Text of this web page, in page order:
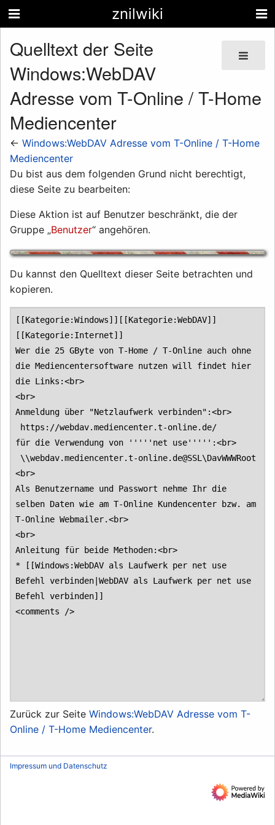
znilwiki
Quelltext der Seite
Windows:WebDAV
Adresse vom T-Online / T-Home
Mediencenter
← Windows:WebDAV Adresse vom T-Online / T-Home
Mediencenter
Du bist aus dem folgenden Grund nicht berechtigt,
diese Seite zu bearbeiten:
Diese Aktion ist auf Benutzer beschränkt, die der
Gruppe „Benutzer“ angehören.
Du kannst den Quelltext dieser Seite betrachten und
kopieren.
Zurück zur Seite Windows:WebDAV Adresse vom T-
Online / T-Home Mediencenter.
Impressum und Datenschutz